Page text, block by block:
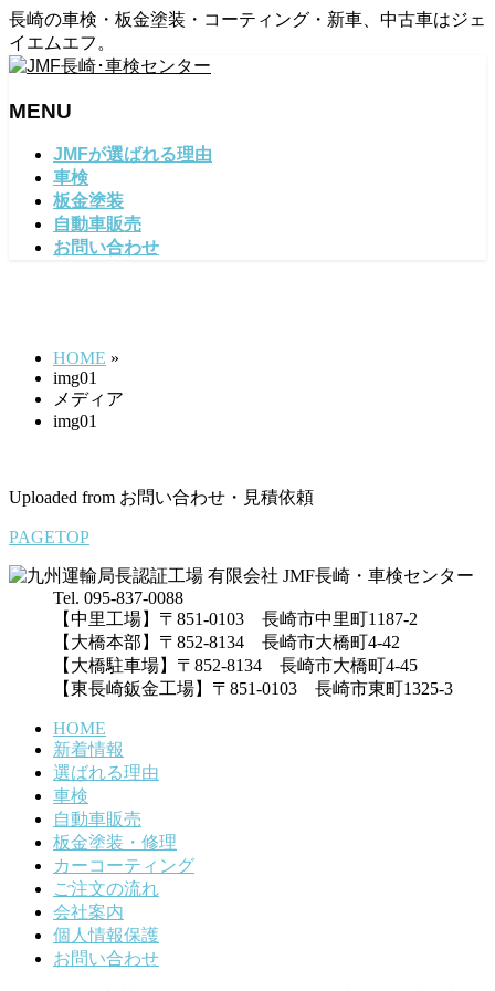
長崎の車検・板金塗装・コーティング・新車、中古車はジェ
イエムエフ。
MENU
JMFが選ばれる理由
車検
板金塗装
自動車販売
お問い合わせ
HOME »
img01
メディア
img01
Uploaded from お問い合わせ・見積依頼
PAGETOP
Tel. 095-837-0088
【中里工場】〒851-0103 長崎市中里町1187-2
【大橋本部】〒852-8134 長崎市大橋町4-42
【大橋駐車場】〒852-8134 長崎市大橋町4-45
【東長崎鈑金工場】〒851-0103 長崎市東町1325-3
HOME
新着情報
選ばれる理由
車検
自動車販売
板金塗装・修理
カーコーティング
ご注文の流れ
会社案内
個人情報保護
お問い合わせ